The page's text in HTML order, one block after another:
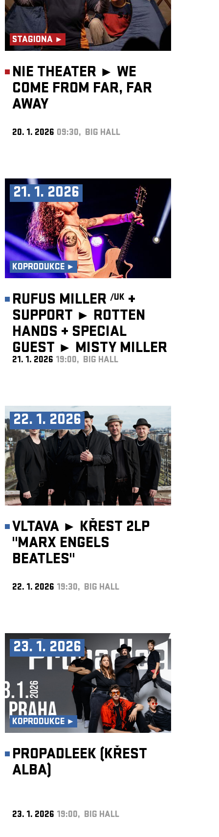
STAGIONA ►
NIE THEATER ► WE
COME FROM FAR, FAR
AWAY
20. 1. 2026 09:30, BIG HALL
21. 1. 2026
KOPRODUKCE ►
RUFUS MILLER /UK +
SUPPORT ► ROTTEN
HANDS + SPECIAL
GUEST ► MISTY MILLER
/UK
21. 1. 2026 19:00, BIG HALL
22. 1. 2026
VLTAVA ► KŘEST 2LP
"MARX ENGELS
BEATLES"
22. 1. 2026 19:30, BIG HALL
23. 1. 2026
KOPRODUKCE ►
PROPADLEEK (KŘEST
ALBA)
23. 1. 2026 19:00, BIG HALL